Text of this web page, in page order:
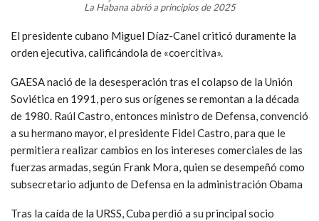
La Habana abrió a principios de 2025
El presidente cubano Miguel Díaz-Canel criticó duramente la
orden ejecutiva, calificándola de «coercitiva».
GAESA nació de la desesperación tras el colapso de la Unión
Soviética en 1991, pero sus orígenes se remontan a la década
de 1980. Raúl Castro, entonces ministro de Defensa, convenció
a su hermano mayor, el presidente Fidel Castro, para que le
permitiera realizar cambios en los intereses comerciales de las
fuerzas armadas, según Frank Mora, quien se desempeñó como
subsecretario adjunto de Defensa en la administración Obama
Tras la caída de la URSS, Cuba perdió a su principal socio